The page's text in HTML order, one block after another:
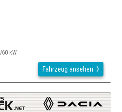
60 kW
Fahrzeug ansehen